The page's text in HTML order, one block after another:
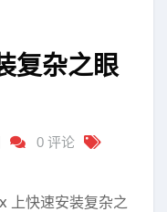
复杂之眼
0 评论
上快速安装复杂之